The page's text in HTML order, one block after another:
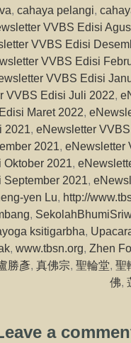
, cahaya pelangi,
VVBS Edisi
VVBS Edisi
VVBS Edisi
VVBS Edisi
VVBS Edisi Juli 2022,
Maret 2022,
2021, eNewsletter
2021, eNewsletter
2021,
2021,
yen Lu, http://
,
ksitigarbha,
, www.tbsn.org, Zhen
勝彥, 真佛宗, 聖輪堂, 聖
佛,
a